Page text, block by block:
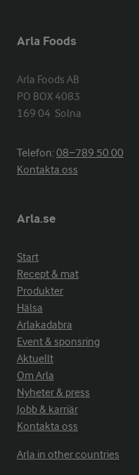
Arla Foods
Arla Foods AB
PO BOX 4083
169 04  Solna
Telefon:08−789 50 00
Kontakta oss
Arla.se
Start
Recept & mat
Produkter
Hälsa
Arlakadabra
Event & sponsring
Aktuellt
Om Arla
Nyheter & press
Jobb & karriär
Kontakta oss
Arla in other countries